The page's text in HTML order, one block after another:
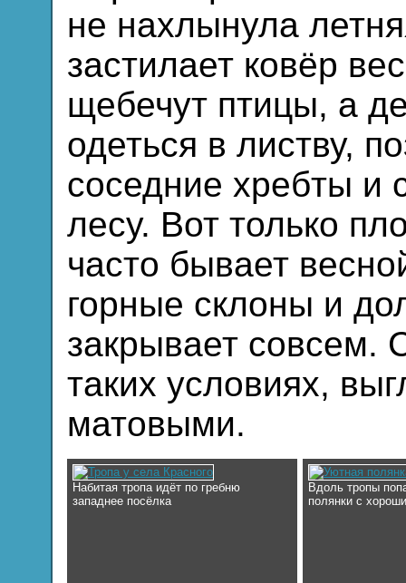
не нахлынула
застилает ковёр
щебечут птицы, а
одеться в листву,
соседние хребты и
лесу. Вот только
часто бывает
горные склоны и
закрывает совсем.
таких условиях,
матовыми.
Набитая тропа идёт по гребню
западнее посёлка
Вдоль тропы
полянки с